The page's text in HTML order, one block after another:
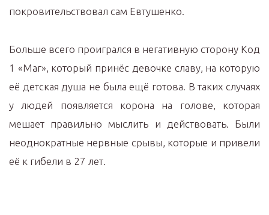
покровительствовал сам Евтушенко.
Больше всего проигрался в негативную сторону Код
1 «Маг», который принёс девочке славу, на которую
её детская душа не была ещё готова. В таких случаях
у людей появляется корона на голове, которая
мешает правильно мыслить и действовать. Были
неоднократные нервные срывы, которые и привели
её к гибели в 27 лет.